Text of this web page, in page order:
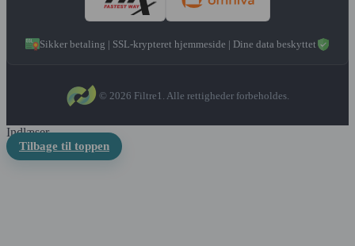
Sikker betaling | SSL-krypteret hjemmeside | Dine data beskyttet
© 2026 Filtre1. Alle rettigheder forbeholdes.
Indlæser...
Tilbage til toppen